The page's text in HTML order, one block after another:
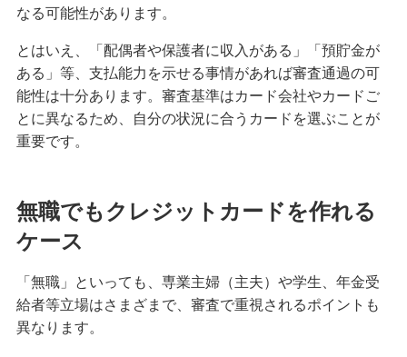
クレジットカード署名欄のサインが必要な理由
は？書き方や廃止についても解説
きっぷをクレジットカードで購入する3つの方法！
メリットと注意点も解説
クレジットカードを紛失した！対応方法や再発行
までの手順を解説
クレジットカード決済にはどんなメリットがあ
る？仕組みや注意点も解説
なる可能性があります。
とはいえ、「配偶者や保護者に収入がある」「預貯金が
ある」等、支払能力を示せる事情があれば審査通過の可
能性は十分あります。審査基準はカード会社やカードご
とに異なるため、自分の状況に合うカードを選ぶことが
重要です。
無職でもクレジットカードを作れる
ケース
「無職」といっても、専業主婦（主夫）や学生、年金受
給者等立場はさまざまで、審査で重視されるポイントも
異なります。